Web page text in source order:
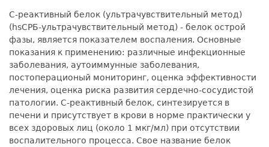
Налоговый вычет
С-реактивный белок (ультрачувствительный метод)
(hsСРБ-ультрачувствительный метод) - белок острой
фазы, является показателем воспаления. Основные
показания к применению: различные инфекционные
заболевания, аутоиммунные заболевания,
постоперационый мониторинг, оценка эффективности
лечения, оценка риска развития сердечно-сосудистой
патологии. С-реактивный белок, синтезируется в
печени и присутствует в крови в норме практически у
всех здоровых лиц (около 1 мкг/мл) при отсутствии
воспалительного процесса. Свое название белок